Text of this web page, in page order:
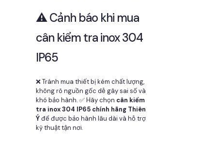
⚠️ Cảnh báo khi mua
cân kiểm tra inox 304
IP65
❌ Tránh mua thiết bị kém chất lượng,
không rõ nguồn gốc dễ gây sai số và
khó bảo hành. ✅ Hãy chọn cân kiểm
tra inox 304 IP65 chính hãng Thiên
Ýđể được bảo hành lâu dài và hỗ trợ
kỹ thuật tận nơi.